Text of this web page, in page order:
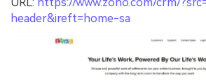
URL: https://www.zoho.com/crm/
header&ireft=home-sa